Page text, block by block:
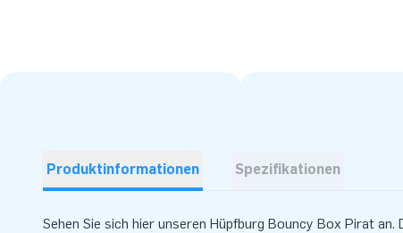
Produktinformationen Spezifikationen
Sehen Sie sich hier unseren Hüpfburg Bouncy Box Pirat